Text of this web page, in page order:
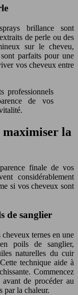
brillance sont
de perle ou des
sur le cheveu,
parfaits pour une
vos cheveux entre
professionnels
de vos
maximiser la
finale de vos
considérablement
si vos cheveux sont
de sanglier
ternes en une
poils de sanglier,
naturelles du cuir
technique aide à
Commencez
de procéder au
par la chaleur.